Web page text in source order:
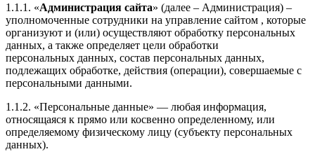
1.1.1. «Администрация сайта» (далее – Администрация) –
уполномоченные сотрудники на управление сайтом , которые
организуют и (или) осуществляют обработку персональных
данных, а также определяет цели обработки
персональных данных, состав персональных данных,
подлежащих обработке, действия (операции), совершаемые с
персональными данными.
1.1.2. «Персональные данные» — любая информация,
относящаяся к прямо или косвенно определенному, или
определяемому физическому лицу (субъекту персональных
данных).